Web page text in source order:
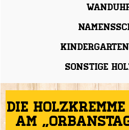
Sonstige
Die
am